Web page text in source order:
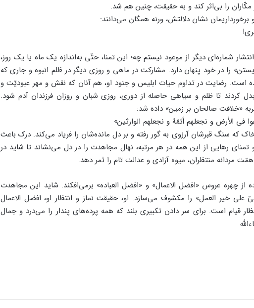
را بی‌اثر کند و به حقیقت، چنین هم شد.
نشان دلالتش، ورنه همگان می‌دانند:
انتشار شماره‌ای دیگر از موعود نیستم چه؛ این تمنا، حتّی به‌اندازه یک ماه یا یک روز،
را در خود پنهان دارد. مشارکت در ماهی و روزی دیگر در ظلم انبوه و جاری که
است. رضایت در تداوم حیات ابلیس و جنود او، هم آنان که نقش و مهر عبودیّت و
کردند تا ظلم و سیاهی حاصله از دوری، روزی شبان و روزان فرزندان آدم شود.
«خلافت صالحان بر زمین» داده شد:
فی الأرض و نجعلهم أئمّهً و نجعلهم الوارثین»
که سنگ قبرشان آرزوی به گور رفته و بر دل مانده‌شان را فریاد می‌کند. درک باعث
رهایی از این همه در هر مرتبه، نهال مجاهدت را در دل می‌نشاند تا شاید در
مردانه منتظران، میوه آزادی و عدالت تام را ثمر دهد.
چهره عروس «افضل الاعمال» و «افضل العباده» برمی‌افکند. شاید این مجاهدت
خیر العمل» را مکشوف می‌سازد. او، حقیقت نماز و انتظار او، افضل الاعمال
قیام است. برای سر دادن تکبیری بلند که همه پرده‌های پندار را می‌درد و جمال